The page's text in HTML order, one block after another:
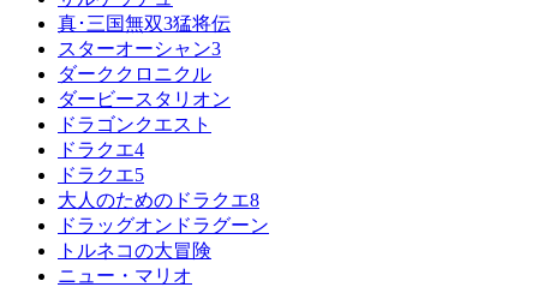
真･三国無双3猛将伝
スターオーシャン3
ダーククロニクル
ダービースタリオン
ドラゴンクエスト
ドラクエ4
ドラクエ5
大人のためのドラクエ8
ドラッグオンドラグーン
トルネコの大冒険
ニュー・マリオ